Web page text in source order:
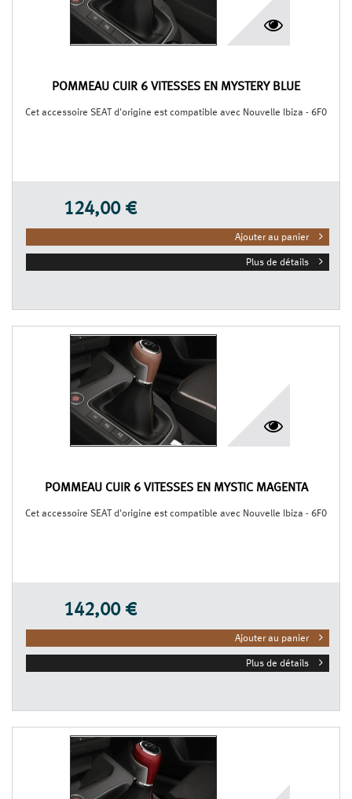
POMMEAU CUIR 6 VITESSES EN MYSTERY BLUE
Cet accessoire SEAT d'origine est compatible avec Nouvelle Ibiza - 6F0
124,00 €
Ajouter au panier
Plus de détails
POMMEAU CUIR 6 VITESSES EN MYSTIC MAGENTA
Cet accessoire SEAT d'origine est compatible avec Nouvelle Ibiza - 6F0
142,00 €
Ajouter au panier
Plus de détails